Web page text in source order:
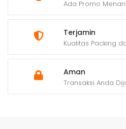
Ada Promo
Terjamin
Kualitas Packing
Aman
Transaksi Anda